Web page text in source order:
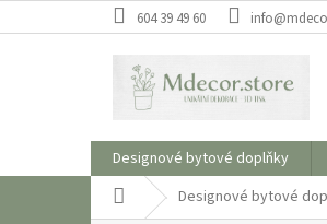
na
604 39 49 60
Designové bytové doplňky
Domů Designové bytové